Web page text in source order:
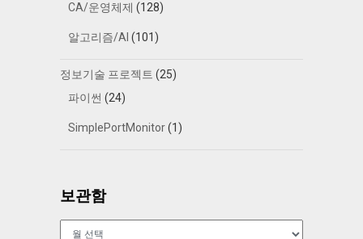
CA/운영체제 (128)
알고리즘/AI (101)
정보기술 프로젝트 (25)
파이썬 (24)
SimplePortMonitor(1)
보관함